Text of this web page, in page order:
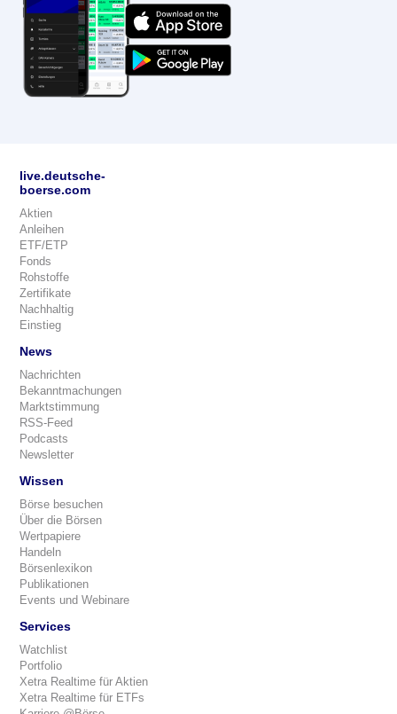
live.deutsche-
boerse.com
Aktien
Anleihen
ETF/ETP
Fonds
Rohstoffe
Zertifikate
Nachhaltig
Einstieg
News
Nachrichten
Bekanntmachungen
Marktstimmung
RSS-Feed
Podcasts
Newsletter
Wissen
Börse besuchen
Über die Börsen
Wertpapiere
Handeln
Börsenlexikon
Publikationen
Events und Webinare
Services
Watchlist
Portfolio
Xetra Realtime für Aktien
Xetra Realtime für ETFs